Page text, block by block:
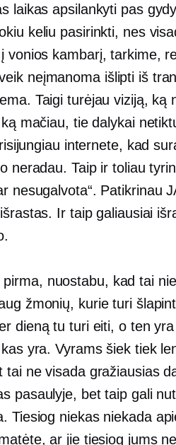
laikas apsilankyti pas
keliu pasirinkti, nes
vonios kambarį, tarkime,
neįmanoma išlipti iš
Taigi turėjau viziją, ką
mačiau, tie dalykai
internete, kad
neradau. Taip ir toliau
nesugalvota“. Patikrinau
Ir taip galiausiai
nuostabu, kad tai
žmonių, kurie turi
dieną tu turi eiti, o ten
yra. Vyrams šiek tiek
tai ne visada gražiausias
pasaulyje, bet taip gali
Tiesiog niekas niekada
ar jie tiesiog jums